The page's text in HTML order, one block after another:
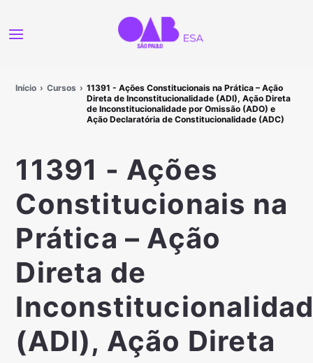
Início Cursos
11391 - Ações Constitucionais na Prática – Ação
Direta de Inconstitucionalidade (ADI), Ação Direta
de Inconstitucionalidade por Omissão (ADO) e
Ação Declaratória de Constitucionalidade (ADC)
11391 - Ações
Constitucionais na
Prática – Ação
Direta de
(ADI), Ação Direta